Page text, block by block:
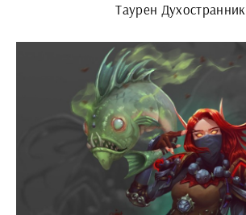
Таурен Духостранник